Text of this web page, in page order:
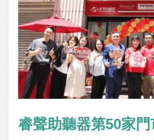
睿聲助聽器第50家